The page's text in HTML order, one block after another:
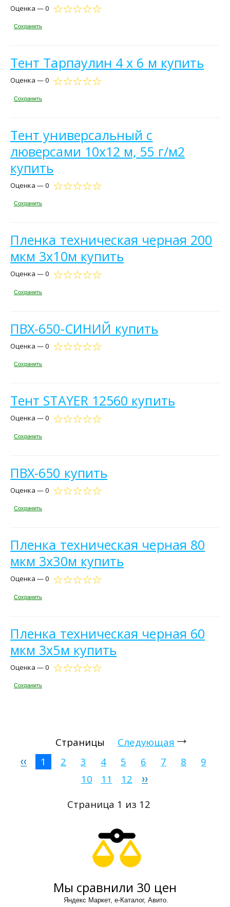
Оценка — 0
Сохранить
Тент Тарпаулин 4 х 6 м купить
Оценка — 0
Сохранить
Тент универсальный с
люверсами 10х12 м, 55 г/м2
купить
Оценка — 0
Сохранить
Пленка техническая черная 200
мкм 3х10м купить
Оценка — 0
Сохранить
ПВХ-650-СИНИЙ купить
Оценка — 0
Сохранить
Тент STAYER 12560 купить
Оценка — 0
Сохранить
ПВХ-650 купить
Оценка — 0
Сохранить
Пленка техническая черная 80
мкм 3х30м купить
Оценка — 0
Сохранить
Пленка техническая черная 60
мкм 3х5м купить
Оценка — 0
Сохранить
Страницы
Следующая
1
2 3 4 5 6 7 8
9
10
11
12
Страница 1 из 12
Мы сравнили 30 цен
Яндекс Маркет, е-Каталог, Авито.